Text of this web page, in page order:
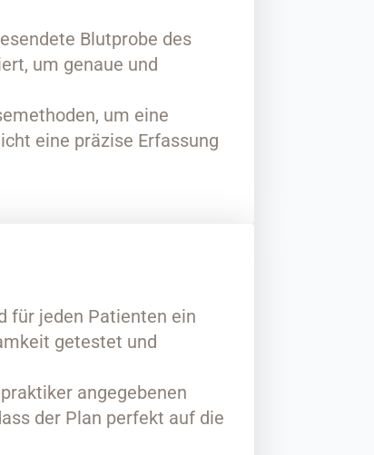
Blutprobe des
um genaue und
um eine
eine präzise Erfassung
für jeden Patienten ein
getestet und
angegebenen
der Plan perfekt auf die